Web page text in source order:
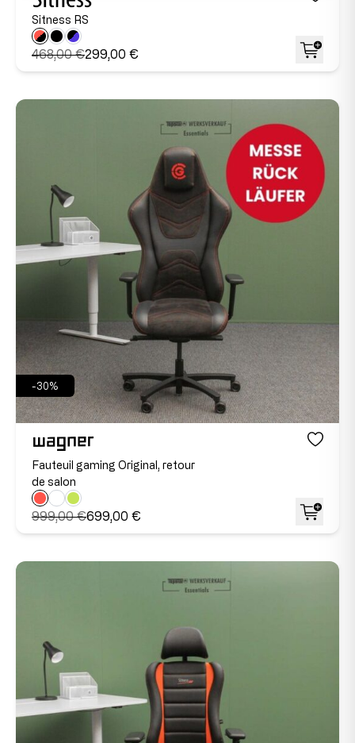
Sitness RS
468,00 €299,00 €
-30%
Fauteuil gaming Original, retour
de salon
999,00 €699,00 €